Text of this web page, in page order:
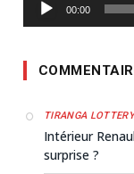
00:00
TIRANGA LOTTERY
Intérieur
surprise ?